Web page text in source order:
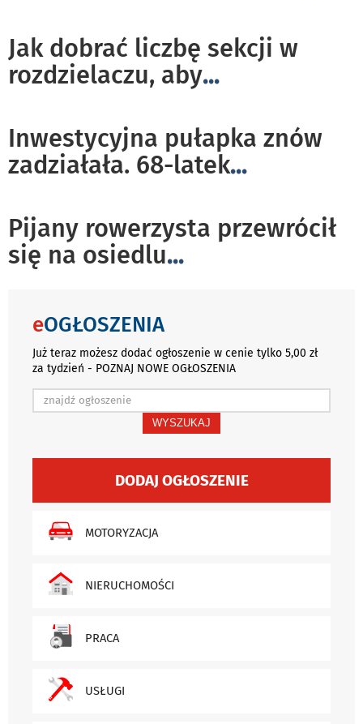
Jak dobrać liczbę sekcji w
rozdzielaczu, aby...
Inwestycyjna pułapka znów
zadziałała. 68-latek...
Pijany rowerzysta przewrócił
się na osiedlu...
eOGŁOSZENIA
Już teraz możesz dodać ogłoszenie w cenie tylko 5,00 zł
za tydzień - POZNAJ NOWE OGŁOSZENIA
WYSZUKAJ
DODAJ OGŁOSZENIE
MOTORYZACJA
NIERUCHOMOŚCI
PRACA
USŁUGI